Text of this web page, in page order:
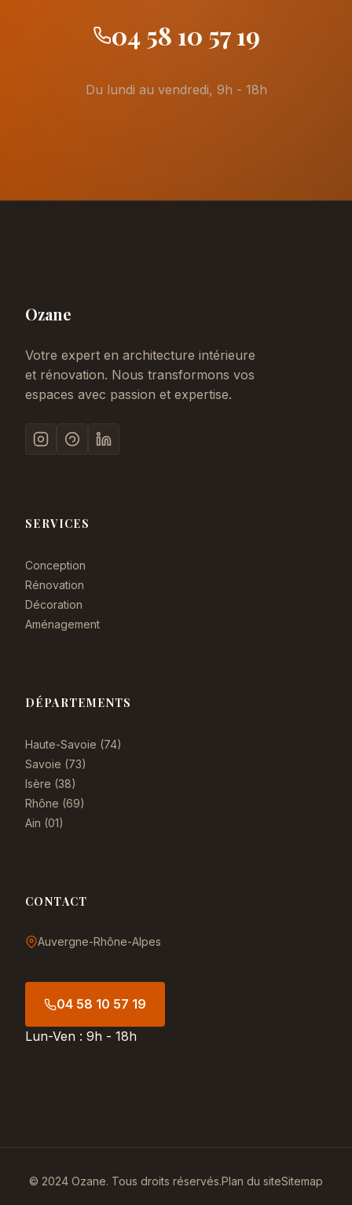
04 58 10 57 19
Du lundi au vendredi, 9h - 18h
Ozane
Votre expert en architecture intérieure
et rénovation. Nous transformons vos
espaces avec passion et expertise.
SERVICES
Conception
Rénovation
Décoration
Aménagement
DÉPARTEMENTS
Haute-Savoie (74)
Savoie (73)
Isère (38)
Rhône (69)
Ain (01)
CONTACT
Auvergne-Rhône-Alpes
04 58 10 57 19
Lun-Ven : 9h - 18h
© 2024 Ozane. Tous droits réservés.Plan du siteSitemap